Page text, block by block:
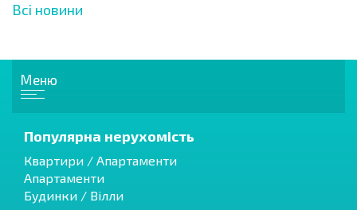
Всі новини
Меню
Популярна нерухомість
Квартири / Апартаменти
Апартаменти
Будинки / Вілли